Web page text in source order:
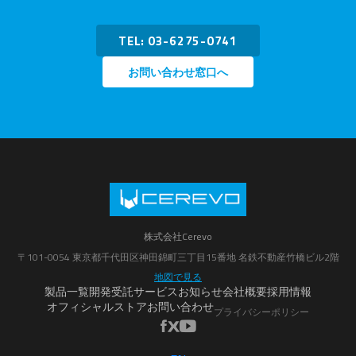
TEL: 03-6275-0741
お問い合わせ窓口へ
株式会社Cerevo
〒101-0054 東京都千代田区神田錦町三丁目15番地 名鉄不動産竹橋ビル2階
地図で見る
製品一覧開発受託サービスお知らせ会社概要採用情報
オフィシャルストアお問い合わせプライバシーポリシー